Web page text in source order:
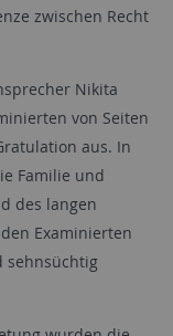
zwischen Recht
Nikita
von Seiten
aus. In
Familie und
des langen
Examinierten
sehnsüchtig